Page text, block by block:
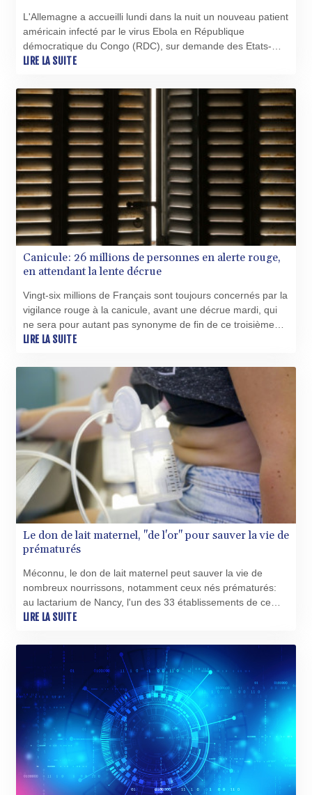
L'Allemagne a accueilli lundi dans la nuit un nouveau patient
américain infecté par le virus Ebola en République
démocratique du Congo (RDC), sur demande des Etats-
Unis, a indiqué le ministère de la Santé.
LIRE LA SUITE
Canicule: 26 millions de personnes en alerte rouge,
en attendant la lente décrue
Vingt-six millions de Français sont toujours concernés par la
vigilance rouge à la canicule, avant une décrue mardi, qui
ne sera pour autant pas synonyme de fin de ce troisième
coup de chaud sur la France en moins de deux mois.
LIRE LA SUITE
Le don de lait maternel, "de l'or" pour sauver la vie de
prématurés
Méconnu, le don de lait maternel peut sauver la vie de
nombreux nourrissons, notamment ceux nés prématurés:
au lactarium de Nancy, l'un des 33 établissements de ce
genre en France, près de 2.000 litres sont ainsi collectés
néonatalogie.
LIRE LA SUITE